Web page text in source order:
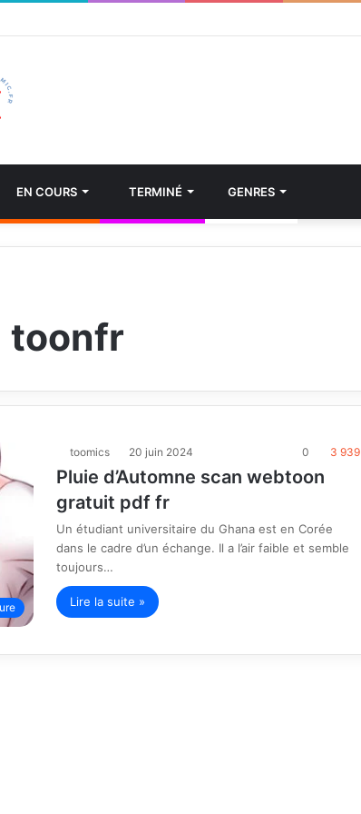
EN COURS TERMINÉ GENRES
toonfr
toomics 20 juin 2024 0 3 939
Pluie d’Automne scan webtoon
gratuit pdf fr
Un étudiant universitaire du Ghana est en Corée
dans le cadre d’un échange. Il a l’air faible et semble
toujours…
Lire la suite »